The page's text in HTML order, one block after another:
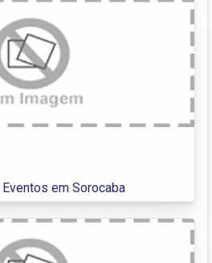
em Sorocaba